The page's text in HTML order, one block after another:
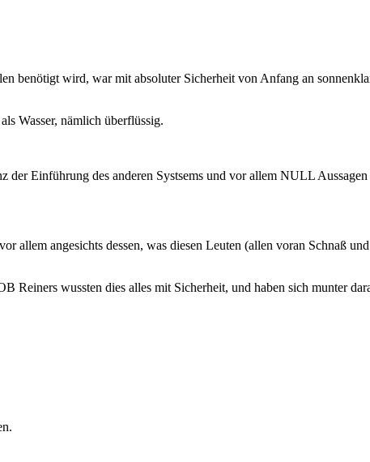
benötigt wird, war mit absoluter Sicherheit von Anfang an
Wasser, nämlich überflüssig.
der Einführung des anderen Systsems und vor allem NULL
allem angesichts dessen, was diesen Leuten (allen voran Schnaß
Reiners wussten dies alles mit Sicherheit, und haben sich munter